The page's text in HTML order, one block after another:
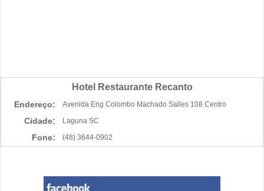
Hotel Restaurante Recanto
Endereço: Avenida Eng Colombo Machado Salles 108 Centro
Cidade: Laguna SC
Fone: (48) 3644-0902